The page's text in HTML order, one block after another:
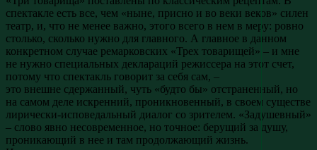
спектакле есть все, чем «ныне, присно и во веки веков» силен
театр, и, что не менее важно, этого всего в нем в меру: ровно
столько, сколько нужно для главного. А главное в данном
конкретном случае ремарковских «Трех товарищей» – и мне
не нужно специальных деклараций режиссера на этот счет,
потому что спектакль говорит за себя сам, –
это внешне сдержанный, чуть «будто бы» отстраненный, но
на самом деле искренний, проникновенный, в своем существе
лирически-исповедальный диалог со зрителем. «Задушевный»
– слово явно несовременное, но точное: берущий за душу,
проникающий в нее и там продолжающий жизнь.